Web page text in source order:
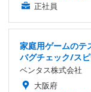
正社員
家庭用ゲームのテ
バグチェック/ス
ベンタス株式会社
大阪府